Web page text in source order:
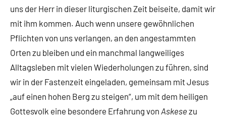
uns der Herr in dieser liturgischen Zeit beiseite, damit wir
mit ihm kommen. Auch wenn unsere gewöhnlichen
Pflichten von uns verlangen, an den angestammten
Orten zu bleiben und ein manchmal langweiliges
Alltagsleben mit vielen Wiederholungen zu führen, sind
wir in der Fastenzeit eingeladen, gemeinsam mit Jesus
„auf einen hohen Berg zu steigen“, um mit dem heiligen
Gottesvolk eine besondere Erfahrung von Askese zu